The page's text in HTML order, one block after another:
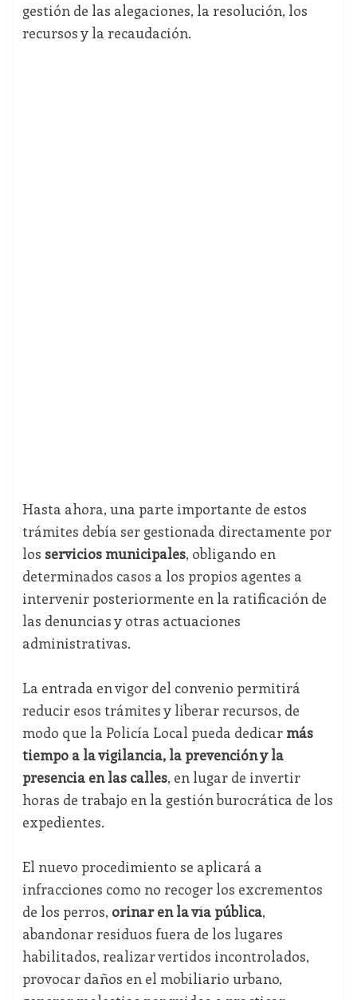
gestión de las alegaciones, la resolución, los
recursos y la recaudación.
Hasta ahora, una parte importante de estos
trámites debía ser gestionada directamente por
los servicios municipales, obligando en
determinados casos a los propios agentes a
intervenir posteriormente en la ratificación de
las denuncias y otras actuaciones
administrativas.
La entrada en vigor del convenio permitirá
reducir esos trámites y liberar recursos, de
modo que la Policía Local pueda dedicar más
tiempo a la vigilancia, la prevención y la
presencia en las calles, en lugar de invertir
horas de trabajo en la gestión burocrática de los
expedientes.
El nuevo procedimiento se aplicará a
infracciones como no recoger los excrementos
de los perros, orinar en la vía pública,
abandonar residuos fuera de los lugares
habilitados, realizar vertidos incontrolados,
provocar daños en el mobiliario urbano,